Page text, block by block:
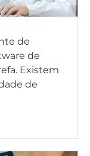
de
de
Existem
de